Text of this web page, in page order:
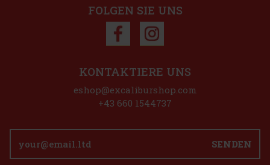
FOLGEN SIE UNS
SENDEN
KONTAKTIERE UNS
eshop@excaliburshop.com
+43 660 1544737